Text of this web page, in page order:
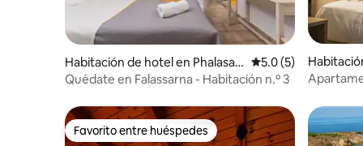
Habitación de hotel en Phalasar
na
Calificación
5.0 (5)
Quédate en Falassarna - Habitación n.º 3
upoli
Favorito entre huéspedes
Favorito entre huéspedes